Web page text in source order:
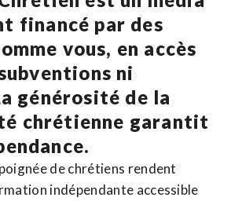
financé par des
vous, en accès
ni
générosité de la
chrétienne garantit
de chrétiens rendent
indépendante accessible